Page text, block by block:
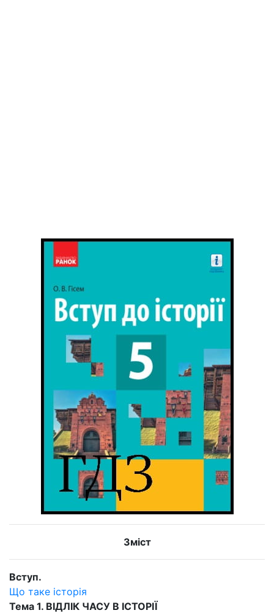
Зміст
Вступ.
Що таке історія
Тема 1. ВІДЛІК ЧАСУ В ІСТОРІЇ